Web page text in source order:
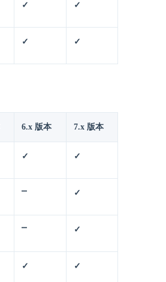
✓ ✓
✓ ✓
6.x 版本 7.x 版本
✓ ✓
⎻ ✓
⎻ ✓
✓ ✓